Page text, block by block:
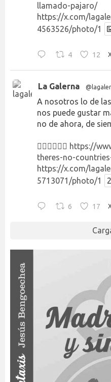
llamado-pajaro/
https://x.com/
4563526/photo/1
4 12
La Galerna
A nosotros lo de
nos puede gustar
no de ahora, de
👉🏻👉🏻👉🏻 https://
theres-no-
https://x.com/
5713071/photo/1
2
6 17